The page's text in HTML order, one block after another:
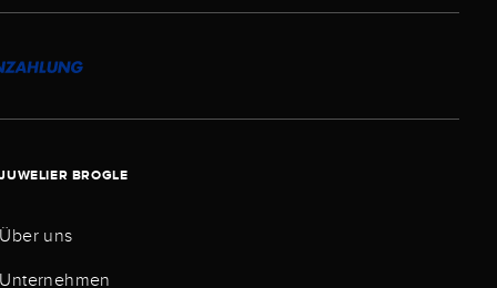
JUWELIER BROGLE
Über uns
Unternehmen